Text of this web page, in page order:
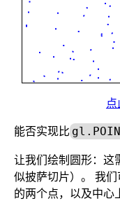
能否实现比
让我们绘制圆形：这
似披萨切片）。 我
的两个点，以及中心